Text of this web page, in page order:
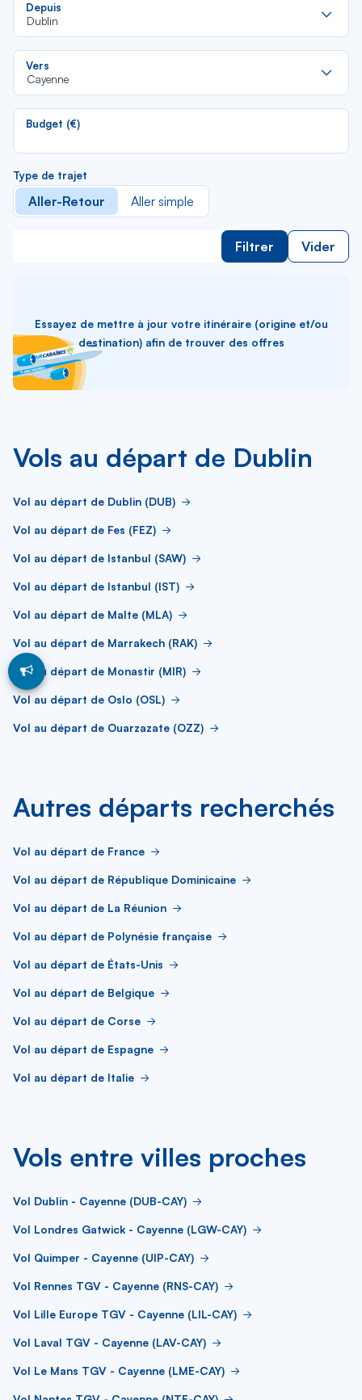
Depuis
Dublin
Vers
Cayenne
Budget (€)
Type de trajet
Aller-Retour Aller simple
Filtrer Vider
Essayez de mettre à jour votre itinéraire (origine et/ou
destination) afin de trouver des offres
Vols au départ de Dublin
Vol au départ de Dublin (DUB)
Vol au départ de Fes (FEZ)
Vol au départ de Istanbul (SAW)
Vol au départ de Istanbul (IST)
Vol au départ de Malte (MLA)
Vol au départ de Marrakech (RAK)
Vol au départ de Monastir (MIR)
Vol au départ de Oslo (OSL)
Vol au départ de Ouarzazate (OZZ)
Autres départs recherchés
Vol au départ de France
Vol au départ de République Dominicaine
Vol au départ de La Réunion
Vol au départ de Polynésie française
Vol au départ de États-Unis
Vol au départ de Belgique
Vol au départ de Corse
Vol au départ de Espagne
Vol au départ de Italie
Vols entre villes proches
Vol Dublin - Cayenne (DUB-CAY)
Vol Londres Gatwick - Cayenne (LGW-CAY)
Vol Quimper - Cayenne (UIP-CAY)
Vol Rennes TGV - Cayenne (RNS-CAY)
Vol Lille Europe TGV - Cayenne (LIL-CAY)
Vol Laval TGV - Cayenne (LAV-CAY)
Vol Le Mans TGV - Cayenne (LME-CAY)